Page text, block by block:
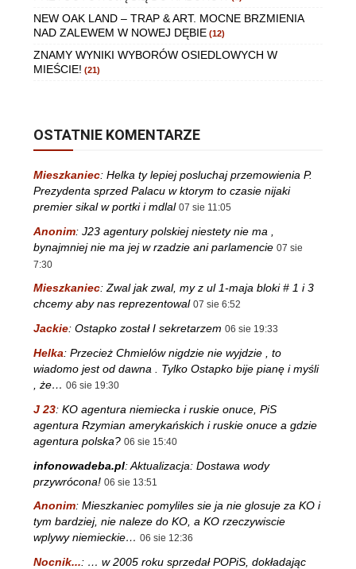
NEW OAK LAND – TRAP & ART. MOCNE BRZMIENIA
NAD ZALEWEM W NOWEJ DĘBIE (12)
ZNAMY WYNIKI WYBORÓW OSIEDLOWYCH W
MIEŚCIE! (21)
OSTATNIE KOMENTARZE
Mieszkaniec: Helka ty lepiej posluchaj przemowienia P.
Prezydenta sprzed Palacu w ktorym to czasie nijaki
premier sikal w portki i mdlal 07 sie 11:05
Anonim: J23 agentury polskiej niestety nie ma ,
bynajmniej nie ma jej w rzadzie ani parlamencie 07 sie
7:30
Mieszkaniec:Zwal jak zwal, my z ul 1-maja bloki # 1 i 3
chcemy aby nas reprezentowal 07 sie 6:52
Jackie: Ostapko został I sekretarzem 06 sie 19:33
Helka: Przecież Chmielów nigdzie nie wyjdzie , to
wiadomo jest od dawna . Tylko Ostapko bije pianę i myśli
, że… 06 sie 19:30
J 23: KO agentura niemiecka i ruskie onuce, PiS
agentura Rzymian amerykańskich i ruskie onuce a gdzie
agentura polska? 06 sie 15:40
infonowadeba.pl:Aktualizacja: Dostawa wody
przywrócona! 06 sie 13:51
Anonim: Mieszkaniec pomyliles sie ja nie glosuje za KO i
tym bardziej, nie naleze do KO, a KO rzeczywiscie
wplywy niemieckie… 06 sie 12:36
Nocnik...: … w 2005 roku sprzedał POPiS, dokładając